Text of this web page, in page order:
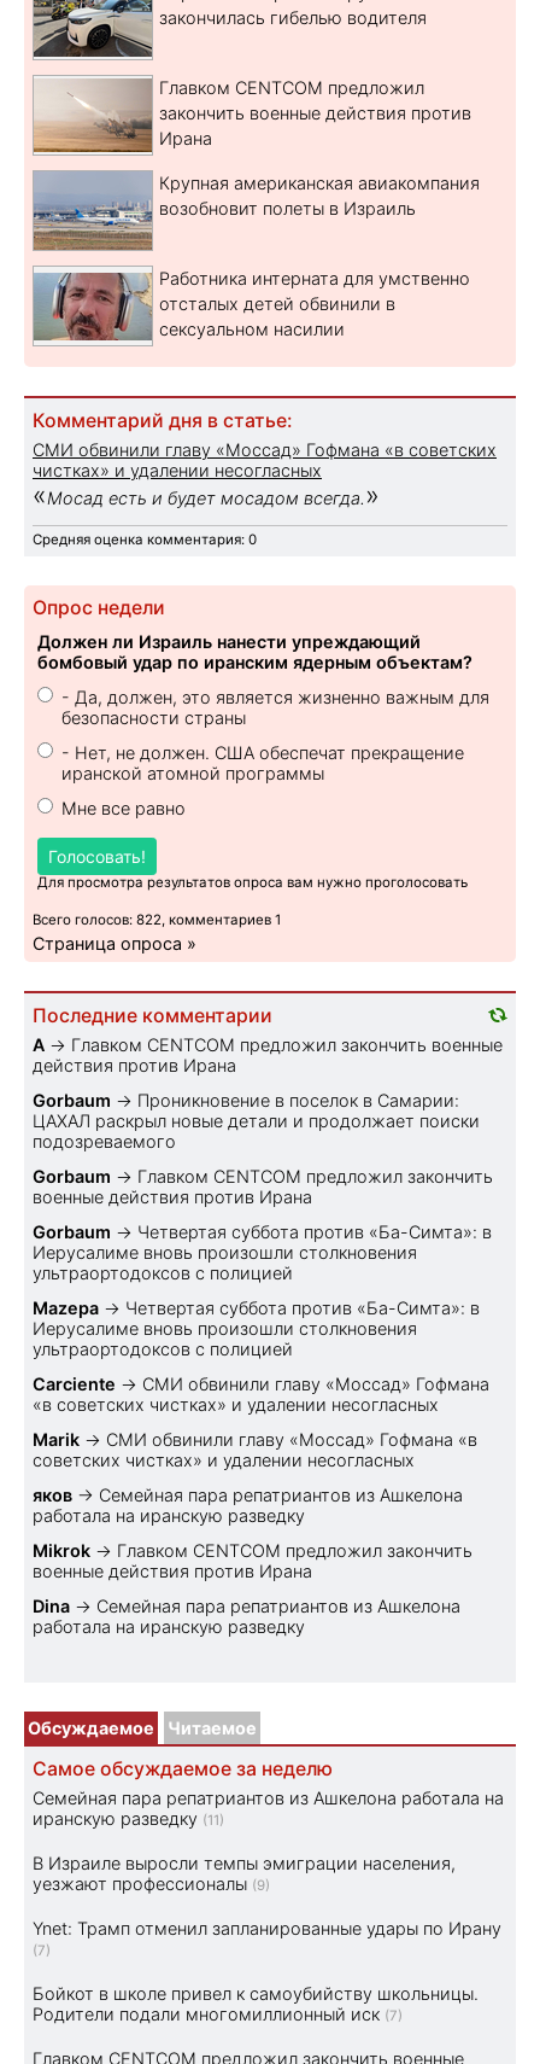
закончилась гибелью водителя
Главком CENTCOM предложил
закончить военные действия против
Ирана
Крупная американская авиакомпания
возобновит полеты в Израиль
Работника интерната для умственно
отсталых детей обвинили в
сексуальном насилии
Комментарий дня в статье:
СМИ обвинили главу «Моссад» Гофмана «в советских
чистках» и удалении несогласных
«Мосад есть и будет мосадом всегда. »
Средняя оценка комментария: 0
Опрос недели
Должен ли Израиль нанести упреждающий
бомбовый удар по иранским ядерным объектам?
- Да, должен, это является жизненно важным для
безопасности страны
- Нет, не должен. США обеспечат прекращение
иранской атомной программы
Мне все равно
Голосовать!
Для просмотра результатов опроса вам нужно проголосовать
Всего голосов: 822, комментариев 1
Страница опроса »
Последние комментарии
A → Главком CENTCOM предложил закончить военные
действия против Ирана
Gorbaum → Проникновение в поселок в Самарии:
ЦАХАЛ раскрыл новые детали и продолжает поиски
подозреваемого
Gorbaum → Главком CENTCOM предложил закончить
военные действия против Ирана
Gorbaum → Четвертая суббота против «Ба-Симта»: в
Иерусалиме вновь произошли столкновения
ультраортодоксов с полицией
Mazepa → Четвертая суббота против «Ба-Симта»: в
Иерусалиме вновь произошли столкновения
ультраортодоксов с полицией
Carciente → СМИ обвинили главу «Моссад» Гофмана
«в советских чистках» и удалении несогласных
Marik → СМИ обвинили главу «Моссад» Гофмана «в
советских чистках» и удалении несогласных
яков → Семейная пара репатриантов из Ашкелона
работала на иранскую разведку
Mikrok → Главком CENTCOM предложил закончить
военные действия против Ирана
Dina → Семейная пара репатриантов из Ашкелона
работала на иранскую разведку
Обсуждаемое Читаемое
Самое обсуждаемое за неделю
Семейная пара репатриантов из Ашкелона работала на
иранскую разведку (11)
В Израиле выросли темпы эмиграции населения,
уезжают профессионалы (9)
Ynet: Трамп отменил запланированные удары по Ирану
(7)
Бойкот в школе привел к самоубийству школьницы.
Родители подали многомиллионный иск (7)
Главком CENTCOM предложил закончить военные